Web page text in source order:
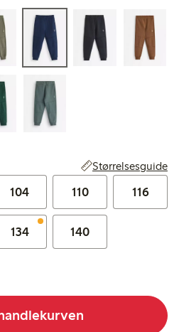
Størrelsesguide
104 110 116
134 140